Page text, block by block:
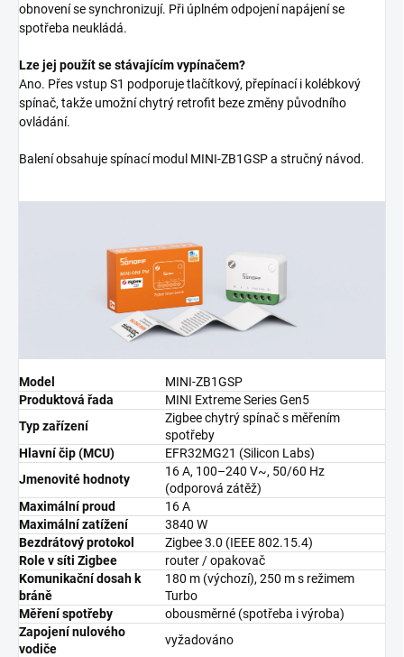
obnovení se synchronizují. Při úplném odpojení napájení se
spotřeba neukládá.
Lze jej použít se stávajícím vypínačem?
Ano. Přes vstup S1 podporuje tlačítkový, přepínací i kolébkový
spínač, takže umožní chytrý retrofit beze změny původního
ovládání.
Balení obsahuje spínací modul MINI-ZB1GSP a stručný návod.
Model
MINI-ZB1GSP
Produktová řada
MINI Extreme Series Gen5
Typ zařízení
Zigbee chytrý spínač s měřením
spotřeby
Hlavní čip (MCU)
EFR32MG21 (Silicon Labs)
Jmenovité hodnoty
16 A, 100–240 V~, 50/60 Hz
(odporová zátěž)
Maximální proud
16 A
Maximální zatížení
3840 W
Bezdrátový protokol
Zigbee 3.0 (IEEE 802.15.4)
Role v síti Zigbee
router / opakovač
Komunikační dosah k
bráně
180 m (výchozí), 250 m s režimem
Turbo
Měření spotřeby
obousměrné (spotřeba i výroba)
Zapojení nulového
vodiče
vyžadováno